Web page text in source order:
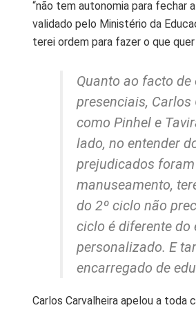
“não tem autonomia para fechar
validado pelo Ministério da
terei ordem para fazer o que quer
Quanto ao facto
presenciais,
como Pinhel e
lado, no entender
prejudicados
manuseamento,
do 2º ciclo não
ciclo é diferente do
personalizado. E
encarregado de
Carlos Carvalheira apelou a toda